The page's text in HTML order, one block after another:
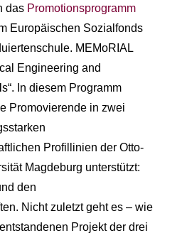
das Promotionsprogramm
Europäischen Sozialfonds
MEMoRIAL
Engineering and
In diesem Programm
Promovierende in zwei
Profillinien der Otto-
Magdeburg unterstützt:
den
Nicht zuletzt geht es – wie
Projekt der drei